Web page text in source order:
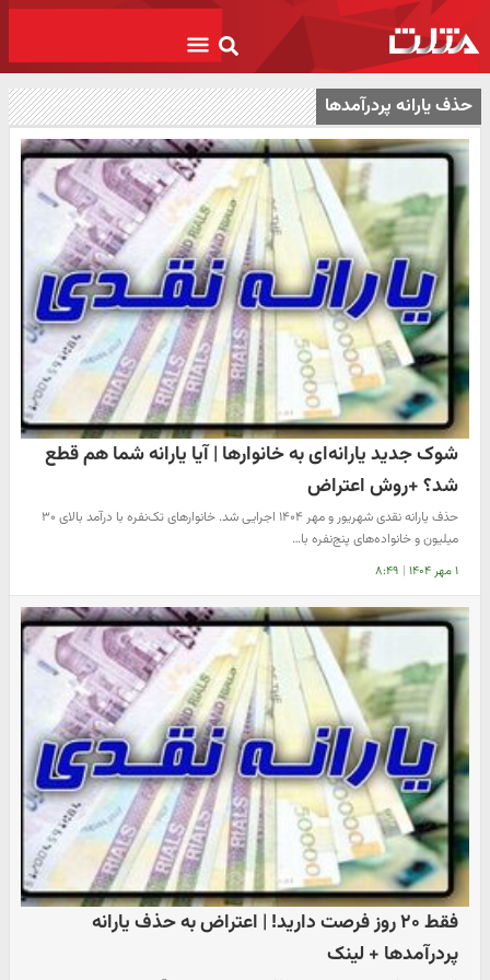
حذف یارانه پردرآمدها
شوک جدید یارانه‌ای به خانوارها | آیا یارانه شما هم قطع
شد؟ +روش اعتراض
حذف یارانه نقدی شهریور و مهر ۱۴۰۴ اجرایی شد. خانوارهای تک‌نفره با درآمد بالای ۳۰
میلیون و خانواده‌های پنج‌نفره با…
۱ مهر ۱۴۰۴ | ۸:۴۹
فقط ۲۰ روز فرصت دارید! | اعتراض به حذف یارانه
پردرآمدها + لینک